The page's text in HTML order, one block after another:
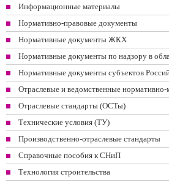
Информационные материалы
Нормативно-правовые документы
Нормативные документы ЖКХ
Нормативные документы по надзору в
Нормативные документы субъектов
Отраслевые и ведомственные
Отраслевые стандарты (ОСТы)
Технические условия (ТУ)
Производственно-отраслевые стандарты
Справочные пособия к СНиП
Технология строительства